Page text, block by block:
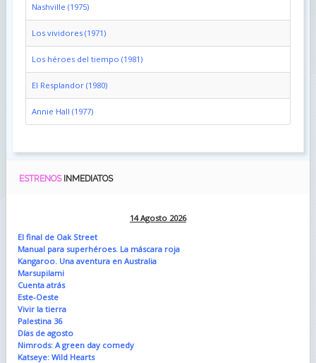
Nashville (1975)
Los vividores (1971)
Los héroes del tiempo (1981)
El Resplandor (1980)
Annie Hall (1977)
ESTRENOS INMEDIATOS
14 Agosto 2026
El final de Oak Street
Manual para superhéroes. La máscara roja
Kangaroo. Una aventura en Australia
Marsupilami
Cuenta atrás
Este-Oeste
Vivir la tierra
Palestina 36
Días de agosto
Nimrods: A green day comedy
Katseye: Wild Hearts